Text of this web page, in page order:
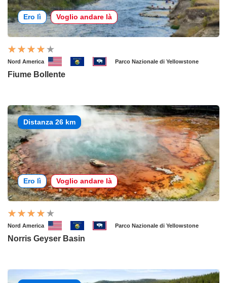
Ero lì Voglio andare là
Nord America Parco Nazionale di Yellowstone
Fiume Bollente
Distanza 26 km
Ero lì Voglio andare là
Nord America Parco Nazionale di Yellowstone
Norris Geyser Basin